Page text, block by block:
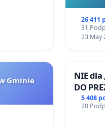
26 411
31
23 May
Gminie
NIE dla
DO
5 408
20